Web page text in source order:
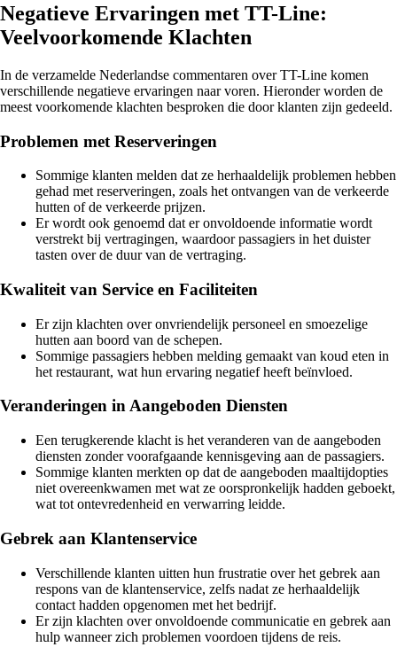
Negatieve Ervaringen met TT-Line:
Veelvoorkomende Klachten
In de verzamelde Nederlandse commentaren over TT-Line komen
verschillende negatieve ervaringen naar voren. Hieronder worden de
meest voorkomende klachten besproken die door klanten zijn gedeeld.
Problemen met Reserveringen
Sommige klanten melden dat ze herhaaldelijk problemen hebben
gehad met reserveringen, zoals het ontvangen van de verkeerde
hutten of de verkeerde prijzen.
Er wordt ook genoemd dat er onvoldoende informatie wordt
verstrekt bij vertragingen, waardoor passagiers in het duister
tasten over de duur van de vertraging.
Kwaliteit van Service en Faciliteiten
Er zijn klachten over onvriendelijk personeel en smoezelige
hutten aan boord van de schepen.
Sommige passagiers hebben melding gemaakt van koud eten in
het restaurant, wat hun ervaring negatief heeft beïnvloed.
Veranderingen in Aangeboden Diensten
Een terugkerende klacht is het veranderen van de aangeboden
diensten zonder voorafgaande kennisgeving aan de passagiers.
Sommige klanten merkten op dat de aangeboden maaltijdopties
niet overeenkwamen met wat ze oorspronkelijk hadden geboekt,
wat tot ontevredenheid en verwarring leidde.
Gebrek aan Klantenservice
Verschillende klanten uitten hun frustratie over het gebrek aan
respons van de klantenservice, zelfs nadat ze herhaaldelijk
contact hadden opgenomen met het bedrijf.
Er zijn klachten over onvoldoende communicatie en gebrek aan
hulp wanneer zich problemen voordoen tijdens de reis.